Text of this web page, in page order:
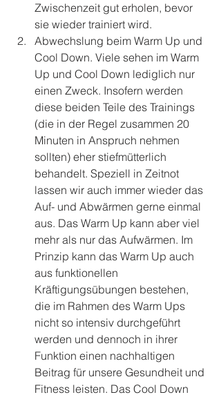
Zwischenzeit gut erholen, bevor
sie wieder trainiert wird.
Abwechslung beim Warm Up und
Cool Down. Viele sehen im Warm
Up und Cool Down lediglich nur
einen Zweck. Insofern werden
diese beiden Teile des Trainings
(die in der Regel zusammen 20
Minuten in Anspruch nehmen
sollten) eher stiefmütterlich
behandelt. Speziell in Zeitnot
lassen wir auch immer wieder das
Auf- und Abwärmen gerne einmal
aus. Das Warm Up kann aber viel
mehr als nur das Aufwärmen. Im
Prinzip kann das Warm Up auch
aus funktionellen
Kräftigungsübungen bestehen,
die im Rahmen des Warm Ups
nicht so intensiv durchgeführt
werden und dennoch in ihrer
Funktion einen nachhaltigen
Beitrag für unsere Gesundheit und
Fitness leisten. Das Cool Down